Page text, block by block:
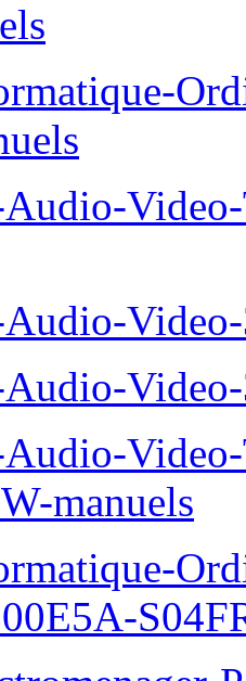
Audio-
manuels